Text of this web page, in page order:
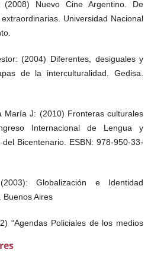
(2008) Nuevo Cine Argentino. De
Universidad Nacional
(2004) Diferentes, desiguales y
de la interculturalidad. Gedisa.
María J: (2010) Fronteras culturales
Internacional de Lengua y
Bicentenario. ESBN: 978-950-33-
Globalización e Identidad
Buenos Aires
“Agendas Policiales de los medios
G: Violencia, delitos y justicias en la